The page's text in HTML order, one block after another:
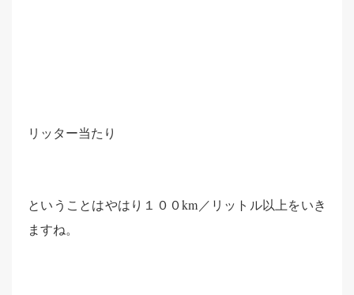
リッター当たり
ということはやはり１００km／リットル以上をいき
ますね。